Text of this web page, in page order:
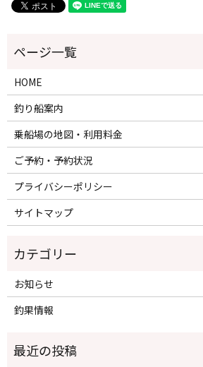
HOME
釣り船案内
乗船場の地図・利用料金
ご予約・予約状況
プライバシーポリシー
サイトマップ
カテゴリー
お知らせ
釣果情報